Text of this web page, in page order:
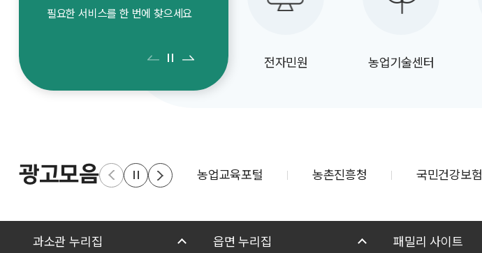
행정예고기간: 2026. 7. 7.(화)
의견서 제출기한: 2026. 7.
제출방법: 직접방문, 우편,
의견 수렴 기간: 2026. 6. 12.
학교, 개인 또는 단체는 아래
방법으로 제출 1) 기관 및
단체: 직접 방문, 우편,
전자우편, 팩스 제출 나. 의견
필요한 서비스를 한 번에 찾으세요
전자민원 농업기술센터
광고모음 농업교육포털 농촌진흥청 국민건강보험
과소관 누리집 읍면 누리집 패밀리 사이트